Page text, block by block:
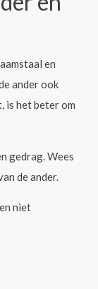
en
ander ook
is het beter om
gedrag. Wees
de ander.
niet